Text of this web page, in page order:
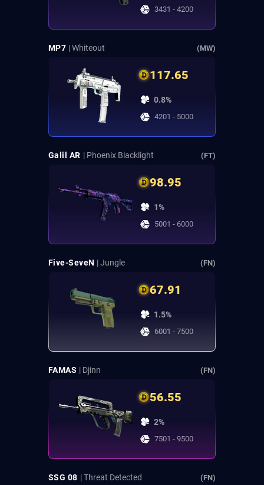
3431 - 4200
MP7 | Whiteout (MW)
117.65
0.8%
4201 - 5000
Galil AR | Phoenix Blacklight (FT)
98.95
1%
5001 - 6000
Five-SeveN | Jungle (FN)
67.91
1.5%
6001 - 7500
FAMAS | Djinn (FN)
56.55
2%
7501 - 9500
SSG 08 | Threat Detected (FN)